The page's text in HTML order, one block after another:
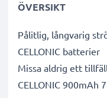
ÖVERSIKT
Pålitlig, långvarig
CELLONIC batterier
Missa aldrig ett
CELLONIC 900mAh